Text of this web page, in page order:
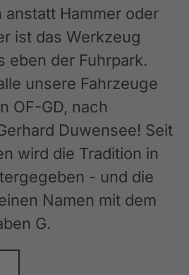
Hammer oder
ist das Werkzeug
eben der Fuhrpark.
unsere Fahrzeuge
OF-GD, nach
Duwensee! Seit
wird die Tradition in
- und die
Namen mit dem
G.